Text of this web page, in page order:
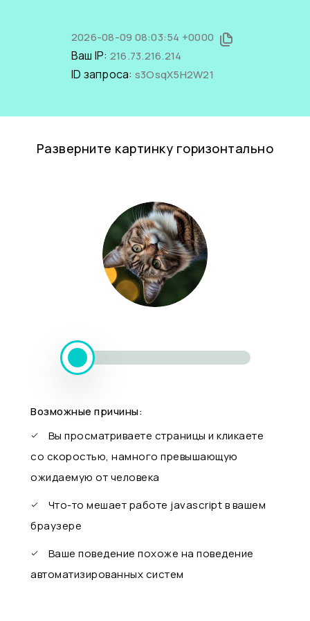
2026-08-09 08:03:54 +0000
Ваш IP: 216.73.216.214
ID запроса: s3OsqX5H2W21
Разверните картинку горизонтально
Возможные причины:
Вы просматриваете страницы и кликаете
со скоростью, намного превышающую
ожидаемую от человека
Что-то мешает работе javascript в вашем
браузере
Ваше поведение похоже на поведение
автоматизированных систем